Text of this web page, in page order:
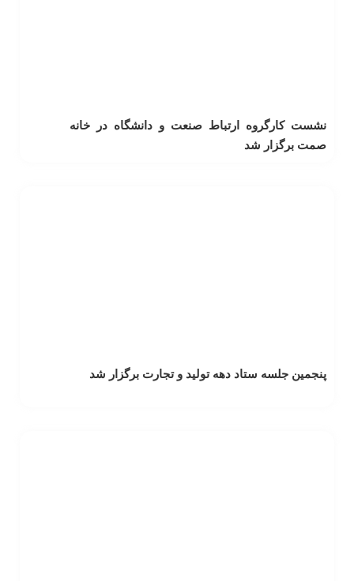
نشست کارگروه ارتباط صنعت و دانشگاه در خانه
صمت برگزار شد
پنجمین جلسه ستاد دهه تولید و تجارت برگزار شد